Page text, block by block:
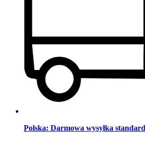
Polska: Darmowa wysyłka